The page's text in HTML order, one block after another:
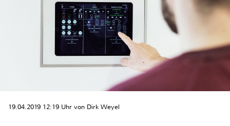
19.04.2019 12:19 Uhr von Dirk Weyel